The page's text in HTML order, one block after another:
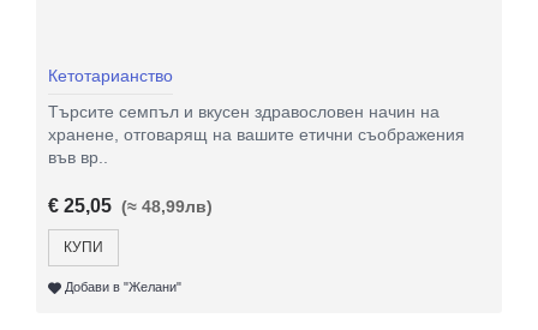
Кетотарианство
Търсите семпъл и вкусен здравословен начин на
хранене, отговарящ на вашите етични съображения
във вр..
€ 25,05 (≈ 48,99лв)
КУПИ
Добави в "Желани"